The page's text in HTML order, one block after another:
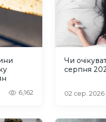
6,162
Чи
серпня
02 сер. 2026